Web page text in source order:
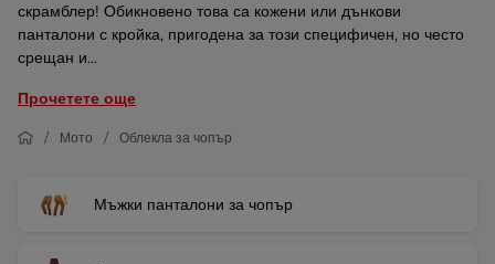
скрамблер! Обикновено това са кожени или дънкови
панталони с кройка, пригодена за този специфичен, но често
срещан и...
Прочетете още
Мото Облекла за чопър
Мъжки панталони за чопър